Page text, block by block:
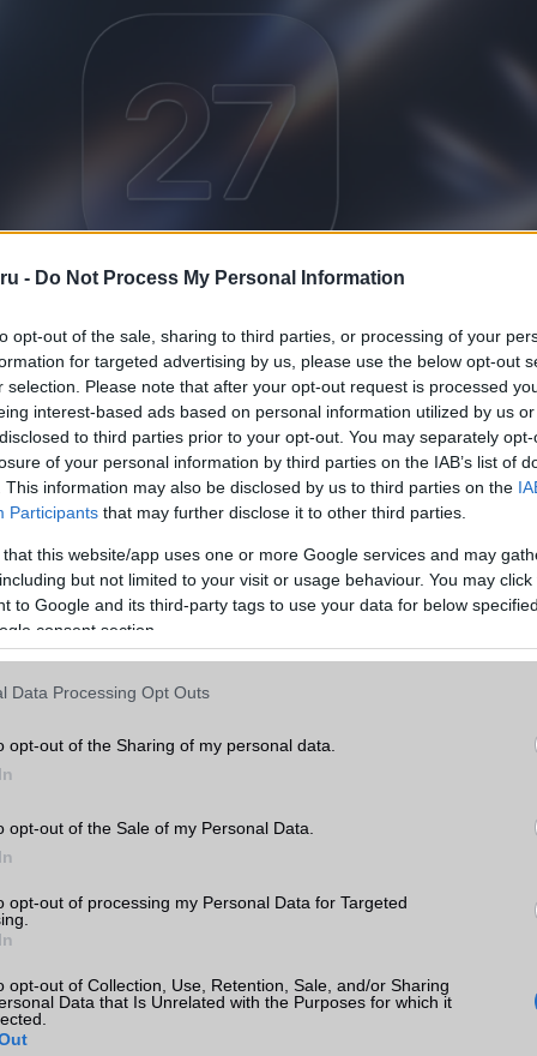
- Do Not Process My Personal Information
opt-out of the sale, sharing to third parties, or processing of your
for targeted advertising by us, please use the below opt-out
selection. Please note that after your opt-out request is processed
interest-based ads based on personal information utilized by us
to third parties prior to your opt-out. You may separately
of your personal information by third parties on the IAB’s list of
This information may also be disclosed by us to third parties on the
Participants that may further disclose it to other third parties.
that this website/app uses one or more Google services and may
but not limited to your visit or usage behaviour. You may
to Google and its third-party tags to use your data for below
consent section.
Data Processing Opt Outs
opt-out of the Sharing of my personal data.
opt-out of the Sale of my Personal Data.
opt-out of processing my Personal Data for Targeted
opt-out of Collection, Use, Retention, Sale, and/or Sharing
Data that Is Unrelated with the Purposes for which it
a számlák egyszerű felosztását célozza. Az új
lefényképezhetnek egy éttermi vagy egyéb blokkot,
tétel kihez tartozik. A rendszer ezt követően
személyek fizetendő részét, beleértve az adókat és a borravalót
Apple Cashszolgáltatással integrálná ezt a megoldást, így a
tovább lehetne küldeni a résztvevőknek. Ez különösen hasznos
vagy baráti programok során, amikor gyakran bonyolult
bizonyulnak, az Apple Wallet az iOS 27 egyik legnagyobb
nem látványos mesterséges intelligencia funkciókon, hanem
linkek:
kiemelt ajánlatok